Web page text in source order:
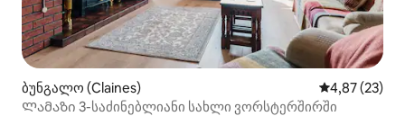
ბუნგალო (Claines) საშუალო
4,87 (23)
Ლამაზი 3-საძინებლიანი სახლი ვორსტერშირში